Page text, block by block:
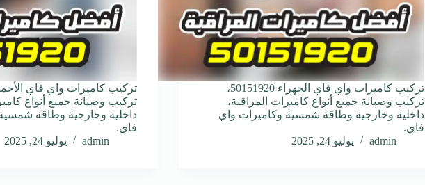
تركيب كاميرات واي فاي الجهراء 50151920،
تركيب وصيانة جميع أنواع كاميرات المراقبة،
داخلية وخارجية وطاقة شمسية وكاميرات واي
فاي.
admin
يوليو 24, 2025
تركيب وصيانة جميع أنواع
داخلية وخارجية وطاقة
فاي.
admin
يوليو 24, 2025